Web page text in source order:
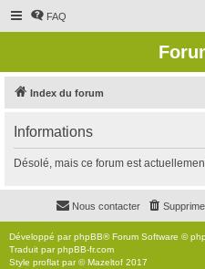
FAQ
Index du forum
Informations
Désolé, mais ce forum est
Nous contacter
Développé parphpBB® Forum Software ©
Traduit parphpBB-fr.com
Style proflat par ©Mazeltof 2017